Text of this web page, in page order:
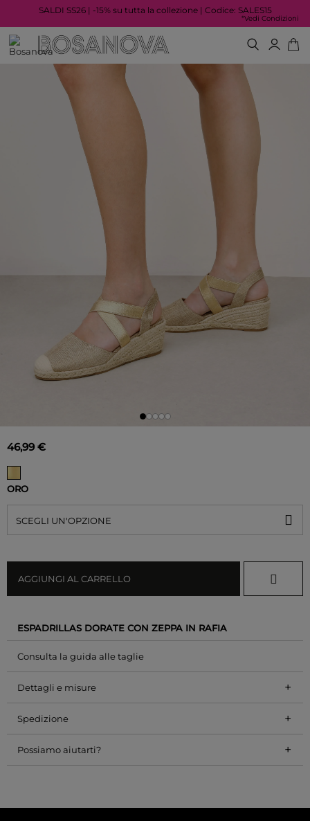
SALDI SS26 | -15% su tutta la collezione | Codice: SALES15
*Vedi Condizioni
46,99 €
ORO
SCEGLI UN'OPZIONE
AGGIUNGI AL CARRELLO
ESPADRILLAS DORATE CON ZEPPA IN RAFIA
Consulta la guida alle taglie
Dettagli e misure +
Spedizione +
Possiamo aiutarti? +